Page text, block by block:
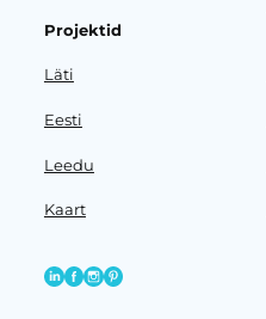
Projektid
Läti
Eesti
Leedu
Kaart